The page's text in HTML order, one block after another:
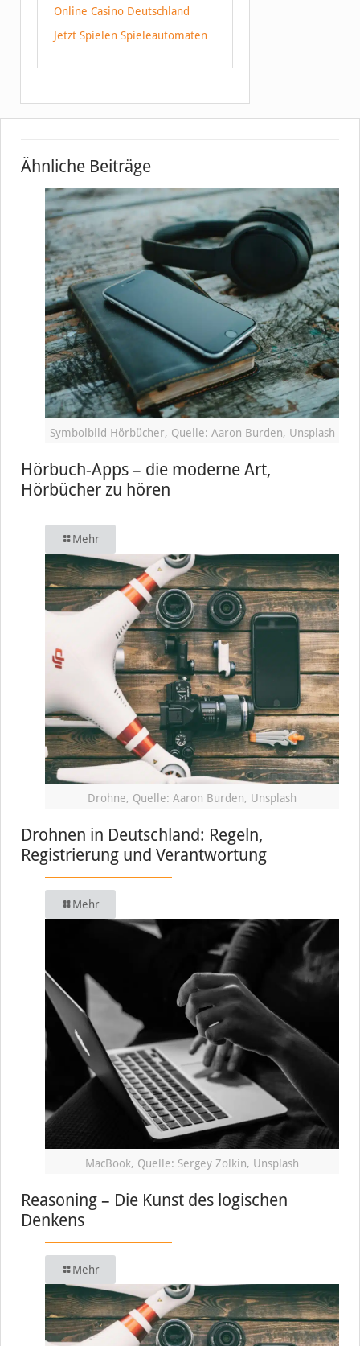
Online Casino Deutschland
Jetzt Spielen Spieleautomaten
Ähnliche Beiträge
Symbolbild Hörbücher, Quelle: Aaron Burden, Unsplash
Hörbuch-Apps – die moderne Art,
Hörbücher zu hören
Mehr
Drohne, Quelle: Aaron Burden, Unsplash
Drohnen in Deutschland: Regeln,
Registrierung und Verantwortung
Mehr
MacBook, Quelle: Sergey Zolkin, Unsplash
Reasoning – Die Kunst des logischen
Denkens
Mehr